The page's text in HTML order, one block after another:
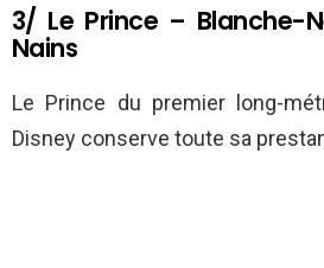
3/ Le Prince – Blanche-
Nains
Le Prince du premier long-
Disney conserve toute sa